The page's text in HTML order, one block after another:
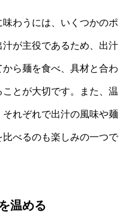
わうには、いくつかのポ
が主役であるため、出汁
ら麺を食べ、具材と合わ
とが大切です。また、温
れぞれで出汁の風味や麺
べるのも楽しみの一つで
温める